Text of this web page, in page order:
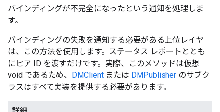
バインディングが不完全になったという通知を処理しま
す。
バインディングの失敗を通知する必要がある上位レイヤ
は、この方法を使用します。ステータス レポートととも
にピア ID を渡すだけです。実際、このメソッドは仮想
void であるため、 DMClient または DMPublisher のサブク
ラスはすべて実装を提供する必要があります。